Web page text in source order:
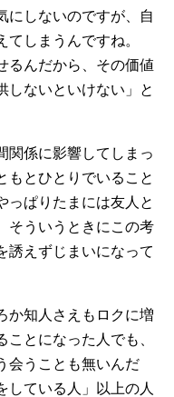
にしないのですが、自
しまうんですね。
るんだから、その価値
しないといけない」と
関係に影響してしまっ
もとひとりでいること
っぱりたまには友人と
そういうときにこの考
誘えずじまいになって
か知人さえもロクに増
とになった人でも、
会うことも無いんだ
ている人」以上の人